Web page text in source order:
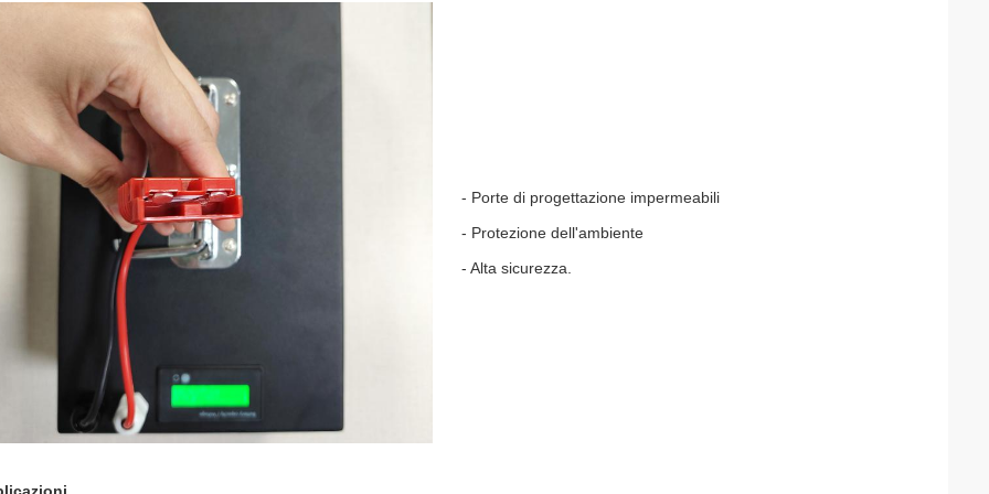
- Porte di progettazione impermeabili
- Protezione dell'ambiente
- Alta sicurezza.